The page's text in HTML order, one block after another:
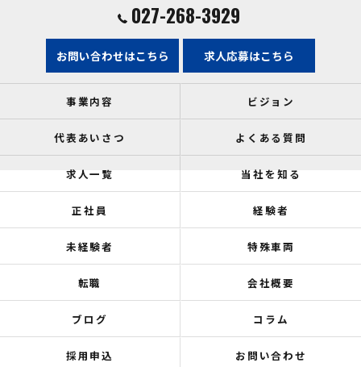
027-268-3929
お問い合わせはこちら 求人応募はこちら
事業内容 ビジョン
代表あいさつ よくある質問
求人一覧 当社を知る
正社員 経験者
未経験者 特殊車両
転職 会社概要
ブログ コラム
採用申込 お問い合わせ